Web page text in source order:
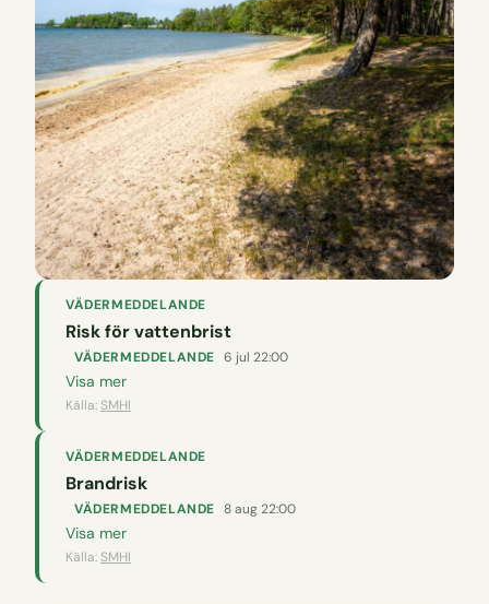
VÄDERMEDDELANDE
Risk för vattenbrist
VÄDERMEDDELANDE 6 jul 22:00
Visa mer
Källa: SMHI
VÄDERMEDDELANDE
Brandrisk
VÄDERMEDDELANDE 8 aug 22:00
Visa mer
Källa: SMHI